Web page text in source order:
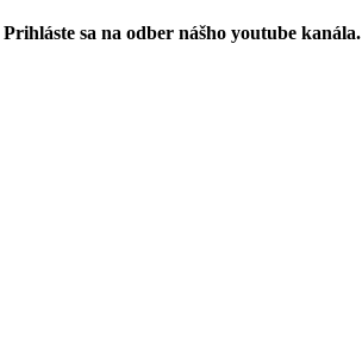
Prihláste sa na odber nášho youtube kanála.